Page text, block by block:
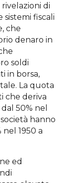
di
sistemi fiscali
che
denaro in
soldi
in borsa,
La quota
che deriva
50% nel
hanno
1950 a
ed